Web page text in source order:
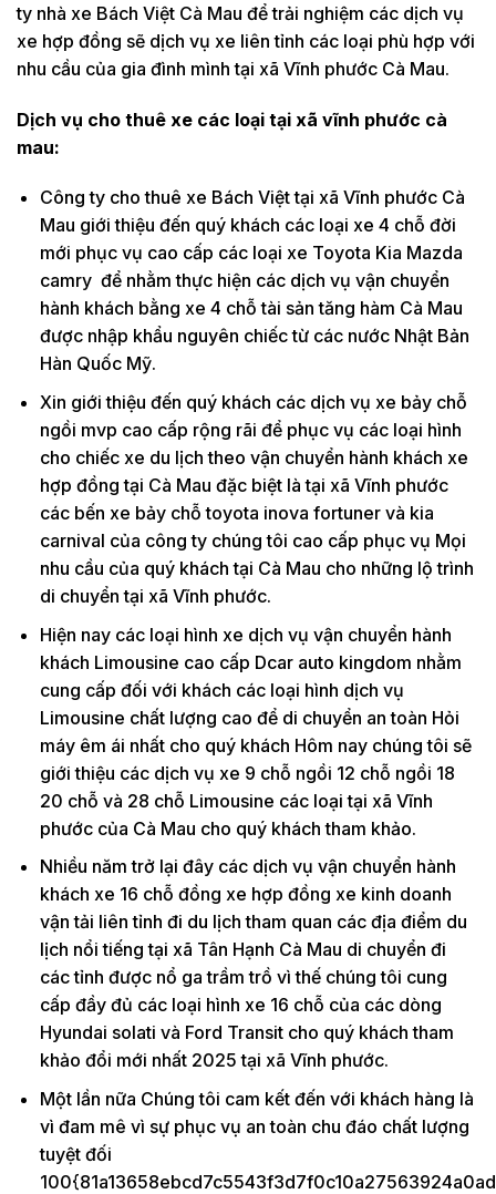
ty nhà xe Bách Việt Cà Mau để trải nghiệm các dịch vụ
xe hợp đồng sẽ dịch vụ xe liên tỉnh các loại phù hợp với
nhu cầu của gia đình mình tại xã Vĩnh phước Cà Mau.
Dịch vụ cho thuê xe các loại tại xã vĩnh phước cà
mau:
Công ty cho thuê xe Bách Việt tại xã Vĩnh phước Cà
Mau giới thiệu đến quý khách các loại xe 4 chỗ đời
mới phục vụ cao cấp các loại xe Toyota Kia Mazda
camry để nhằm thực hiện các dịch vụ vận chuyển
hành khách bằng xe 4 chỗ tài sản tăng hàm Cà Mau
được nhập khẩu nguyên chiếc từ các nước Nhật Bản
Hàn Quốc Mỹ.
Xin giới thiệu đến quý khách các dịch vụ xe bảy chỗ
ngồi mvp cao cấp rộng rãi để phục vụ các loại hình
cho chiếc xe du lịch theo vận chuyển hành khách xe
hợp đồng tại Cà Mau đặc biệt là tại xã Vĩnh phước
các bến xe bảy chỗ toyota inova fortuner và kia
carnival của công ty chúng tôi cao cấp phục vụ Mọi
nhu cầu của quý khách tại Cà Mau cho những lộ trình
di chuyển tại xã Vĩnh phước.
Hiện nay các loại hình xe dịch vụ vận chuyển hành
khách Limousine cao cấp Dcar auto kingdom nhằm
cung cấp đối với khách các loại hình dịch vụ
Limousine chất lượng cao để di chuyển an toàn Hỏi
máy êm ái nhất cho quý khách Hôm nay chúng tôi sẽ
giới thiệu các dịch vụ xe 9 chỗ ngồi 12 chỗ ngồi 18
20 chỗ và 28 chỗ Limousine các loại tại xã Vĩnh
phước của Cà Mau cho quý khách tham khảo.
Nhiều năm trở lại đây các dịch vụ vận chuyển hành
khách xe 16 chỗ đồng xe hợp đồng xe kinh doanh
vận tải liên tỉnh đi du lịch tham quan các địa điểm du
lịch nổi tiếng tại xã Tân Hạnh Cà Mau di chuyển đi
các tỉnh được nổ ga trầm trồ vì thế chúng tôi cung
cấp đầy đủ các loại hình xe 16 chỗ của các dòng
Hyundai solati và Ford Transit cho quý khách tham
khảo đổi mới nhất 2025 tại xã Vĩnh phước.
Một lần nữa Chúng tôi cam kết đến với khách hàng là
vì đam mê vì sự phục vụ an toàn chu đáo chất lượng
tuyệt đối